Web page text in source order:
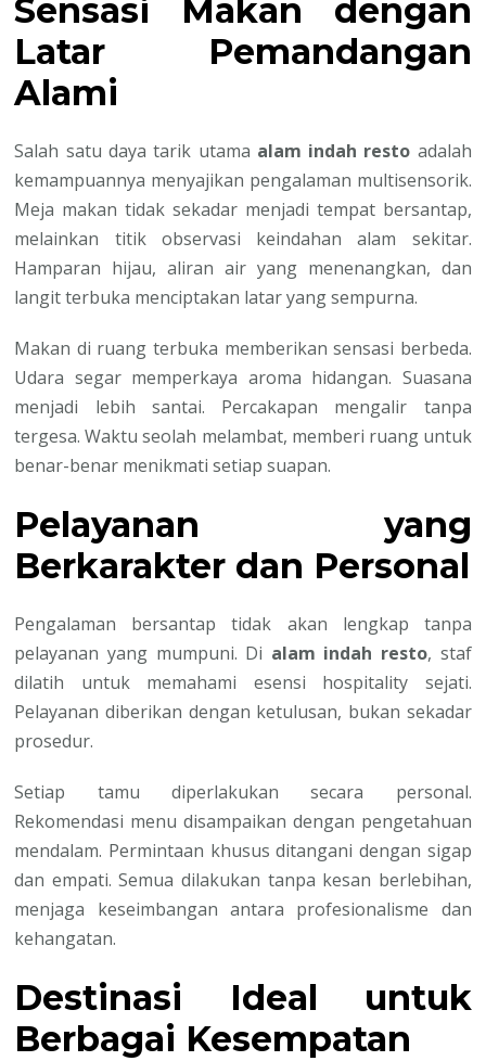
Sensasi Makan dengan
Latar Pemandangan
Alami
Salah satu daya tarik utama alam indah resto adalah
kemampuannya menyajikan pengalaman multisensorik.
Meja makan tidak sekadar menjadi tempat bersantap,
melainkan titik observasi keindahan alam sekitar.
Hamparan hijau, aliran air yang menenangkan, dan
langit terbuka menciptakan latar yang sempurna.
Makan di ruang terbuka memberikan sensasi berbeda.
Udara segar memperkaya aroma hidangan. Suasana
menjadi lebih santai. Percakapan mengalir tanpa
tergesa. Waktu seolah melambat, memberi ruang untuk
benar-benar menikmati setiap suapan.
Pelayanan yang
Berkarakter dan Personal
Pengalaman bersantap tidak akan lengkap tanpa
pelayanan yang mumpuni. Di alam indah resto, staf
dilatih untuk memahami esensi hospitality sejati.
Pelayanan diberikan dengan ketulusan, bukan sekadar
prosedur.
Setiap tamu diperlakukan secara personal.
Rekomendasi menu disampaikan dengan pengetahuan
mendalam. Permintaan khusus ditangani dengan sigap
dan empati. Semua dilakukan tanpa kesan berlebihan,
menjaga keseimbangan antara profesionalisme dan
kehangatan.
Destinasi Ideal untuk
Berbagai Kesempatan